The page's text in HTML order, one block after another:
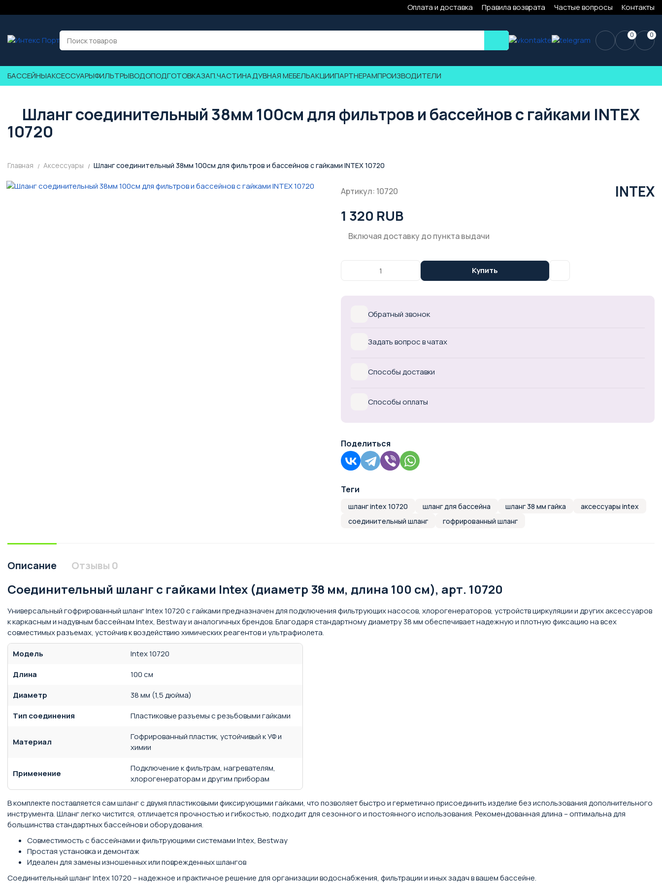
Оплата и доставка Правила возврата Частые вопросы Контакты
0 0
БАССЕЙНЫАКСЕССУАРЫФИЛЬТРЫВОДОПОДГОТОВКАЗАП.ЧАСТИНАДУВНАЯ МЕБЕЛЬАКЦИИПАРТНЕРАМПРОИЗВОДИТЕЛИ
Шланг соединительный 38мм 100см для фильтров и бассейнов с гайками INTEX
10720
Главная Аксессуары Шланг соединительный 38мм 100см для фильтров и бассейнов с гайками INTEX 10720
Артикул: 10720 INTEX
1 320 RUB
Включая доставку до пункта выдачи
Купить
Обратный звонок
Задать вопрос в чатах
Способы доставки
Способы оплаты
Поделиться
Теги
шланг intex 10720 шланг для бассейна шланг 38 мм гайка
аксессуары intex
соединительный шланг
гофрированный шланг
Описание Отзывы 0
Соединительный шланг с гайками Intex (диаметр 38 мм, длина 100 см), арт. 10720
Универсальный гофрированный шланг Intex 10720 с гайками предназначен для подключения фильтрующих насосов, хлорогенераторов, устройств циркуляции и других аксессуаров
к каркасным и надувным бассейнам Intex, Bestway и аналогичных брендов. Благодаря стандартному диаметру 38 мм обеспечивает надежную и плотную фиксацию на всех
совместимых разъемах, устойчив к воздействию химических реагентов и ультрафиолета.
Модель
Intex 10720
Длина
100 см
Диаметр
38 мм (1,5 дюйма)
Тип соединения
Пластиковые разъемы с резьбовыми гайками
Материал
Гофрированный пластик, устойчивый к УФ и
химии
Применение
Подключение к фильтрам, нагревателям,
хлорогенераторам и другим приборам
В комплекте поставляется сам шланг с двумя пластиковыми фиксирующими гайками, что позволяет быстро и герметично присоединить изделие без использования дополнительного
инструмента. Шланг легко чистится, отличается прочностью и гибкостью, подходит для сезонного и постоянного использования. Рекомендованная длина – оптимальна для
большинства стандартных бассейнов и оборудования.
Совместимость с бассейнами и фильтрующими системами Intex, Bestway
Простая установка и демонтаж
Идеален для замены изношенных или поврежденных шлангов
Соединительный шланг Intex 10720 – надежное и практичное решение для организации водоснабжения, фильтрации и иных задач в вашем бассейне.